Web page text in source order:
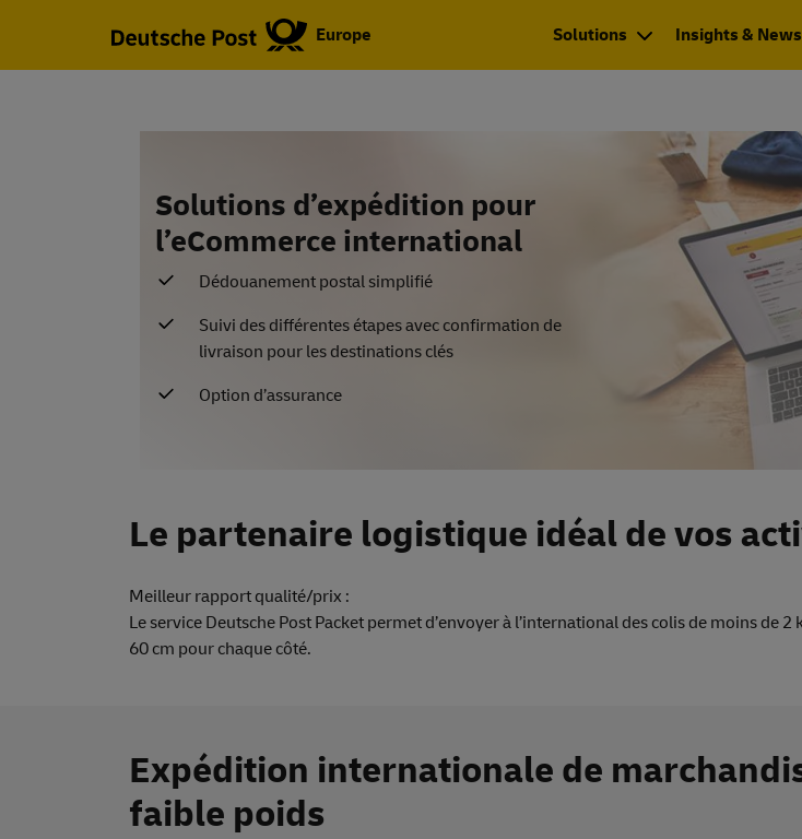
Europe Solutions Insights & News
Solutions d’expédition pour
l’eCommerce international
Dédouanement postal simplifié
Suivi des différentes étapes avec confirmation de
livraison pour les destinations clés
Option d’assurance
Le partenaire logistique idéaldevos
Meilleur rapport qualité/prix :
Le service Deutsche Post Packet permet d’envoyer à l’international des colis de moins de
60 cm pour chaque côté.
Expédition internationale de
faible poids